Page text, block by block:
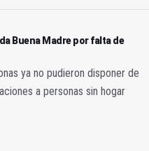
Buena Madre por falta de
ya no pudieron disponer de
a personas sin hogar